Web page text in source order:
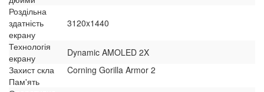
Роздільна
здатність
екрану
3120x1440
Технологія
екрану
Dynamic AMOLED 2X
Захист скла
Corning Gorilla Armor 2
Пам'ять